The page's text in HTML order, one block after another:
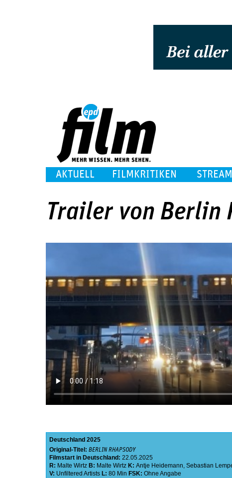
AKTUELL FILMKRITIKEN
Trailer von Berlin
Deutschland 2025
Original-Titel: BERLIN RHAPSODY
Filmstart in Deutschland: 22.05.2025
R: Malte Wirtz B: Malte Wirtz K: Antje Heidemann, Sebastian
V: Unfiltered Artists L: 80 Min FSK: Ohne Angabe